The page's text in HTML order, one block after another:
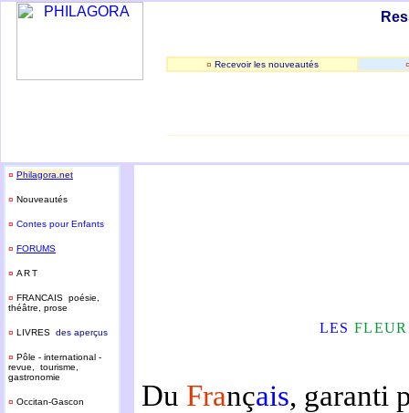
¤ Recevoir les nouveautés
¤ Philagora.net
¤ Nouveautés
¤ Contes pour Enfants
¤ FORUMS
¤ ART
¤ FRANCAIS poésie,
théâtre, prose
¤ LIVRES des aperçus
¤ Pôle - international -
revue, tourisme,
gastronomie
¤ Occitan-Gascon
LES
Du Français, garanti